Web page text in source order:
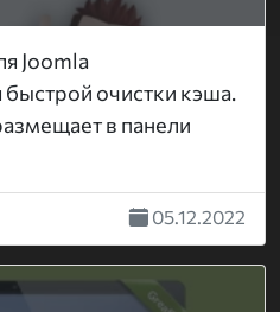
Joomla
очистки кэша.
в панели
05.12.2022